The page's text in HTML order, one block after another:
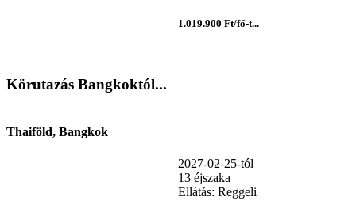
1.019.900 Ft/fő-t...
Körutazás Bangkoktól...
Thaiföld, Bangkok
2027-02-25-tól
13 éjszaka
Ellátás: Reggeli